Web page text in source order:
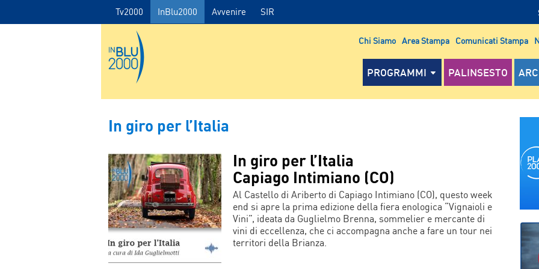
Tv2000 InBlu2000 Avvenire SIR
Chi Siamo Area Stampa Comunicati Stampa
PROGRAMMI PALINSESTO
In giro per l’Italia
In giro per l’Italia
Capiago Intimiano (CO)
Al Castello di Ariberto di Capiago Intimiano (CO), questo week
end si apre la prima edizione della fiera enologica “Vignaioli e
Vini”, ideata da Guglielmo Brenna, sommelier e mercante di
vini di eccellenza, che ci accompagna anche a fare un tour nei
territori della Brianza.